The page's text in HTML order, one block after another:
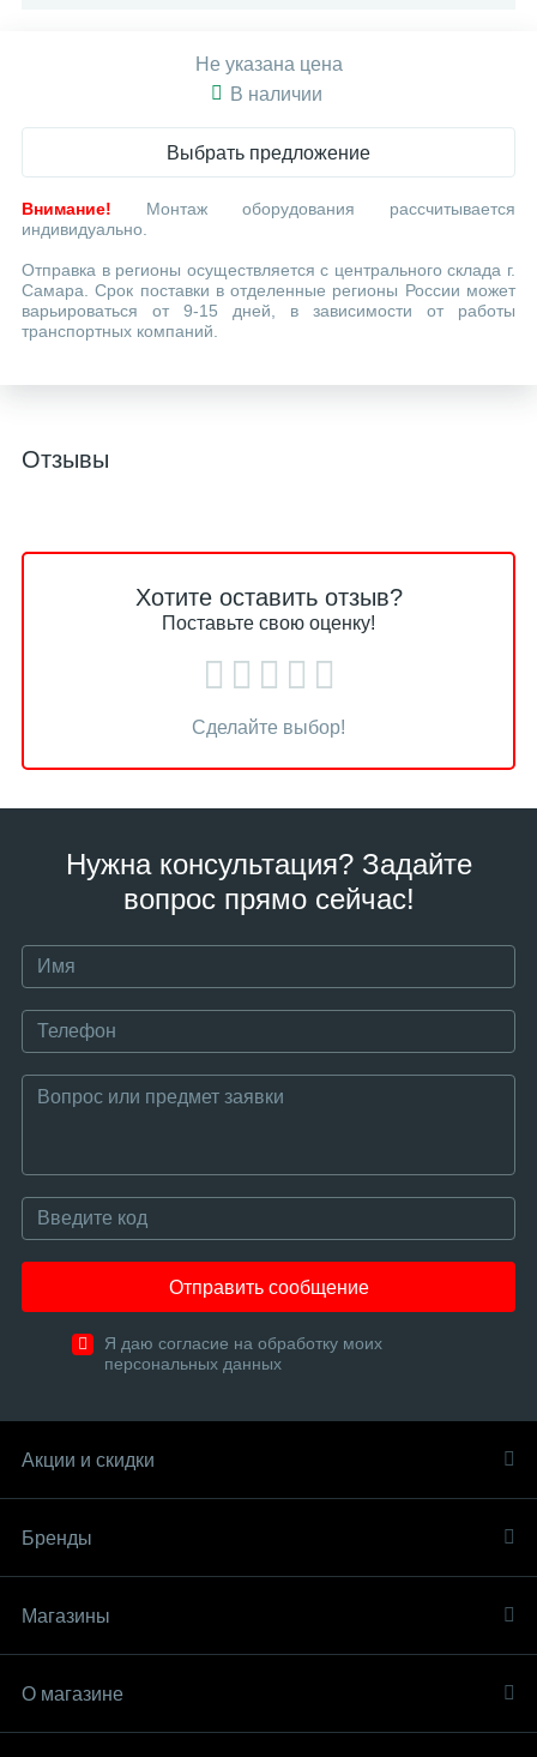
Не указана цена
В наличии
Выбрать предложение
Внимание! Монтаж оборудования рассчитывается
индивидуально.
Отправка в регионы осуществляется с центрального склада г.
Самара. Срок поставки в отделенные регионы России может
варьироваться от 9-15 дней, в зависимости от работы
транспортных компаний.
Отзывы
Хотите оставить отзыв?
Поставьте свою оценку!
Сделайте выбор!
Нужна консультация? Задайте
вопрос прямо сейчас!
Отправить сообщение
Я даю согласие на обработку моих
персональных данных
Акции и скидки
Бренды
Магазины
О магазине